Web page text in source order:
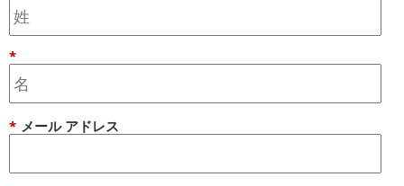
*
* メール アドレス